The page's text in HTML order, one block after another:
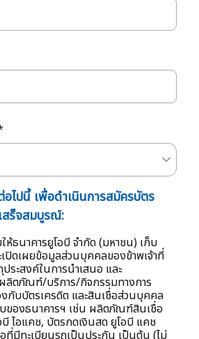
ไปนี้ เพื่อดำเนินการสมัครบัตร
สร็จสมบูรณ์:
ห้ธนาคารยูโอบี จำกัด (มหาชน) เก็บ
เปิดเผยข้อมูลส่วนบุคคลของข้าพเจ้าที่
ประสงค์ในการนำเสนอ และ
ลิตภัณฑ์/บริการ/กิจกรรมทางการ
กับบัตรเครดิต และสินเชื่อส่วนบุคคล
ของธนาคารฯ เช่น ผลิตภัณฑ์สินเชื่อ
ไอแคช, บัตรกดเงินสด ยูโอบี แคช
ที่มีทะเบียนรถเป็นประกัน เป็นต้น (ไม่